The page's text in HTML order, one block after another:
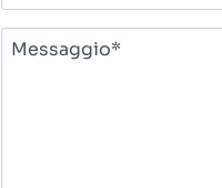
Messaggio*